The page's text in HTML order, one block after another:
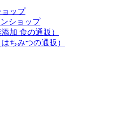
ップ
ンショップ
添加 食の通販）
はちみつの通販）